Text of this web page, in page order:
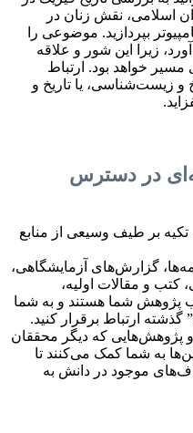
اسلامی، نقش زنان در
بپردازید. موضوعی را
زیرا این شور و علاقه
خواهد بود. ارتباط
و زیست‌شناسی، یا تاریخ و
در دسترس
تکیه بر طیف وسیعی از منابع
گزارش‌های آزمایشگاهی،
کتب و مقالات اولیه،
پژوهش شما هستند و به شما
گذشته ارتباط برقرار کنید.
و پژوهش‌هایی که دیگر محققان
به شما کمک می‌کنند تا
موجود در دانش به